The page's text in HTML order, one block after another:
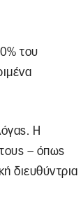
του
Η
τους – όπως
διευθύντρια